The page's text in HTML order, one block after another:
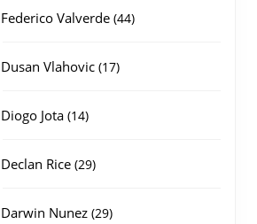
Federico Valverde 4444
Dusan Vlahovic 1717
Diogo Jota 1414
Declan Rice 2929
Darwin Nunez 2929